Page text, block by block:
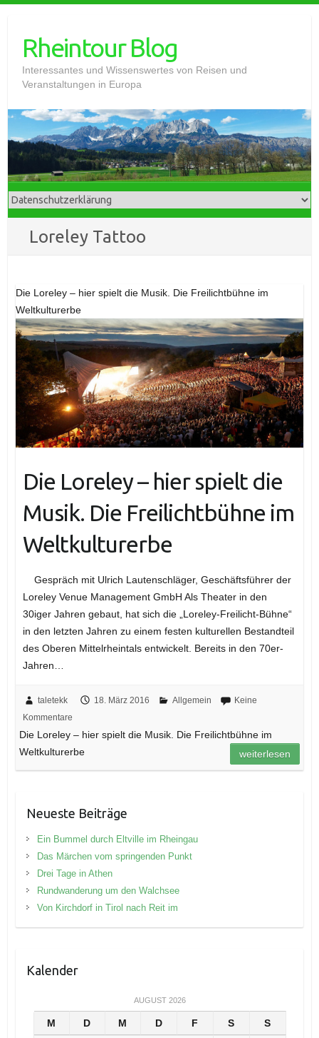
contentRheintour Blog
Interessantes und Wissenswertes von Reisen und
Veranstaltungen in Europa
Loreley Tattoo
Die Loreley – hier spielt die Musik. Die Freilichtbühne im
Weltkulturerbe
Die Loreley – hier spielt die
Musik. Die Freilichtbühne im
Weltkulturerbe
Gespräch mit Ulrich Lautenschläger, Geschäftsführer der
Loreley Venue Management GmbH Als Theater in den
30iger Jahren gebaut, hat sich die „Loreley-Freilicht-Bühne“
in den letzten Jahren zu einem festen kulturellen Bestandteil
des Oberen Mittelrheintals entwickelt. Bereits in den 70er-
Jahren…
taletekk 18. März 2016 Allgemein
Keine
Kommentare
Die Loreley – hier spielt die Musik. Die Freilichtbühne im
Weltkulturerbe
weiterlesen
Neueste Beiträge
Ein Bummel durch Eltville im Rheingau
Das Märchen vom springenden Punkt
Drei Tage in Athen
Rundwanderung um den Walchsee
Von Kirchdorf in Tirol nach Reit im
Kalender
AUGUST 2026
M D M D F S S